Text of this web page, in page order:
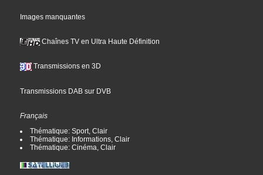
Images manquantes
Chaînes TV en Ultra Haute Définition
Transmissions en 3D
Transmissions DAB sur DVB
Français
Thématique: Sport, Clair
Thématique: Informations, Clair
Thématique: Cinéma, Clair